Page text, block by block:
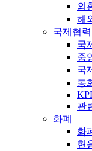
외
해
국제협력
국
중
국
통
관
화폐
화
현